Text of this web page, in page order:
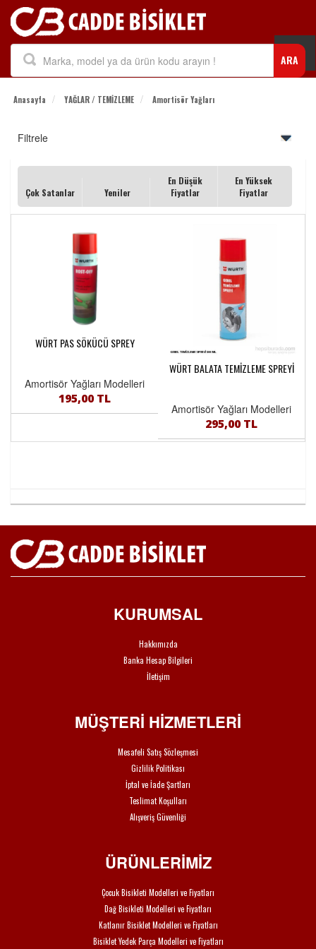
ARA
Anasayfa YAĞLAR / TEMİZLEME Amortisör Yağları
Filtrele
Çok Satanlar Yeniler
En Düşük
Fiyatlar
En Yüksek
Fiyatlar
WÜRT PAS SÖKÜCÜ SPREY
Amortisör Yağları Modelleri
195,00 TL
WÜRT BALATA TEMİZLEME SPREYİ
Amortisör Yağları Modelleri
295,00 TL
KURUMSAL
Hakkımızda
Banka Hesap Bilgileri
İletişim
MÜŞTERİ HİZMETLERİ
Mesafeli Satış Sözleşmesi
Gizlilik Politikası
İptal ve İade Şartları
Teslimat Koşulları
Alışveriş Güvenliği
ÜRÜNLERİMİZ
Çocuk Bisikleti Modelleri ve Fiyatları
Dağ Bisikleti Modelleri ve Fiyatları
Katlanır Bisiklet Modelleri ve Fiyatları
Bisiklet Yedek Parça Modelleri ve Fiyatları